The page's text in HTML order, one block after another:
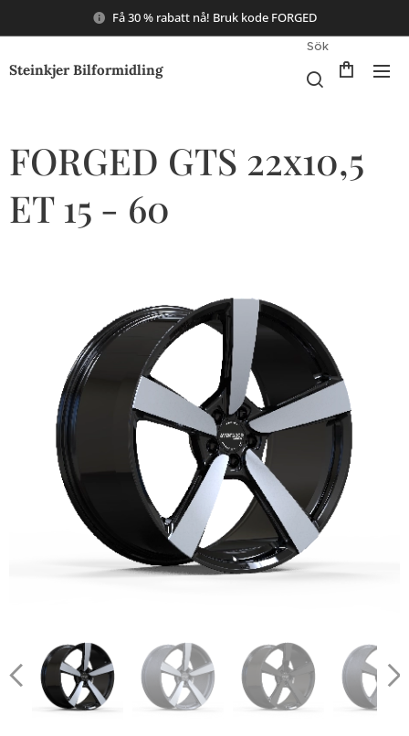
Få 30 % rabatt nå! Bruk kode FORGED
Steinkjer Bilformidling
Sök
FORGED GTS 22x10,5
ET 15 - 60